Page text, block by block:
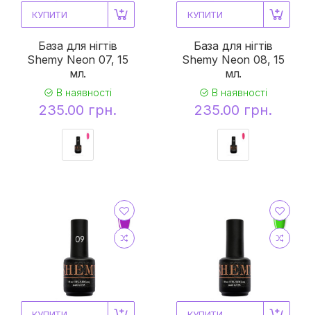
КУПИТИ
База для нігтів
Shemy Neon 07, 15
мл.
В наявності
235.00 грн.
КУПИТИ
База для нігтів
Shemy Neon 08, 15
мл.
В наявності
235.00 грн.